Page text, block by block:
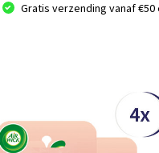
Gratis verzending vanaf €50